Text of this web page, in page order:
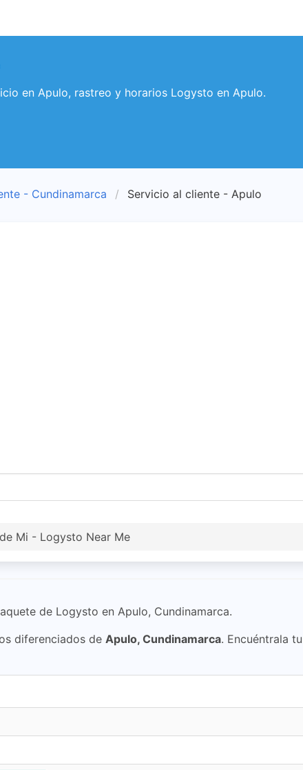
en Apulo, rastreo y horarios Logysto en Apulo.
- Cundinamarca Servicio al cliente - Apulo
Mi - Logysto Near Me
de Logysto en Apulo, Cundinamarca.
diferenciados de Apulo, Cundinamarca. Encuéntrala